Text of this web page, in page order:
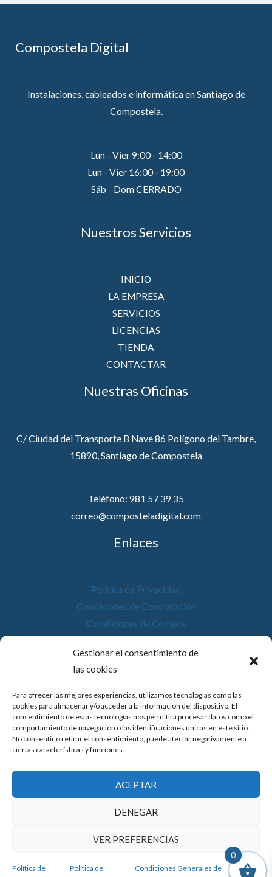
Gestionar el consentimiento de
las cookies
Para ofrecer las mejores experiencias, utilizamos tecnologías como las
cookies para almacenar y/o acceder a la información del dispositivo. El
consentimiento de estas tecnologías nos permitirá procesar datos como el
comportamiento de navegación o las identificaciones únicas en este sitio.
No consentir o retirar el consentimiento, puede afectar negativamente a
ciertas características y funciones.
ACEPTAR
DENEGAR
VER PREFERENCIAS
Política de Política de Condiciones Generales de
Compostela Digital
Instalaciones, cableados e informática en Santiago de
Compostela.
Lun - Vier 9:00 - 14:00
Lun - Vier 16:00 - 19:00
Sáb - Dom CERRADO
Nuestros Servicios
INICIO
LA EMPRESA
SERVICIOS
LICENCIAS
TIENDA
CONTACTAR
Nuestras Oficinas
C/ Ciudad del Transporte B Nave 86 Polígono del Tambre,
15890, Santiago de Compostela
Teléfono: 981 57 39 35
correo@composteladigital.com
Enlaces
Política de Privacidad
Condiciones de Contratación
Condiciones de Compra
Política de Cookies
Accesibilidad
© 2026 Compostela Digital
Financiado por la Unión Europea con el programa de Kit
Digital por los fondos Next Generation (EU) del
0